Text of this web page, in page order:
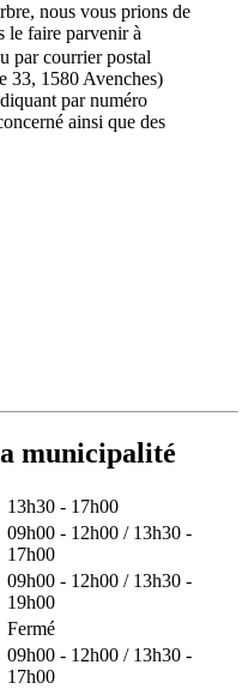
nous vous prions de
le faire parvenir à
par courrier postal
33, 1580 Avenches)
par numéro
ainsi que des
municipalité
13h30 - 17h00
09h00 - 12h00 / 13h30 -
17h00
09h00 - 12h00 / 13h30 -
19h00
Fermé
09h00 - 12h00 / 13h30 -
17h00